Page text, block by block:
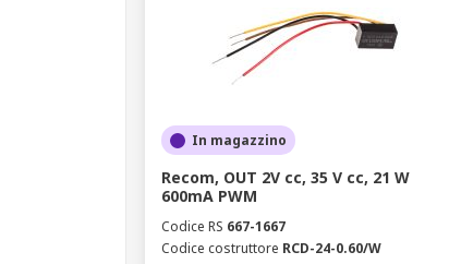
In magazzino
Recom, OUT 2V cc, 35 V cc, 21 W
600mA PWM
Codice RS 667-1667
Codice costruttore RCD-24-0.60/W